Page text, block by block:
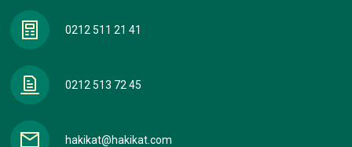
0212 511 21 41
0212 513 72 45
hakikat@hakikat.com